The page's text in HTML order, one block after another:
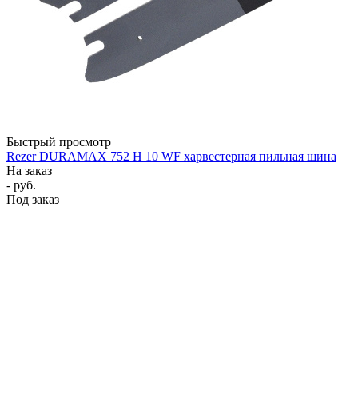
Быстрый просмотр
Rezer DURAMAX 752 H 10 WF харвестерная пильная шина
На заказ
- руб.
Под заказ